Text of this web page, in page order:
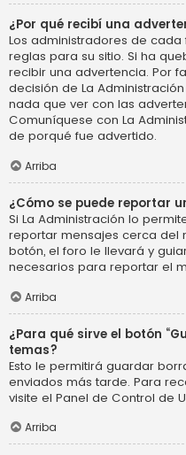
¿Por qué recibí una
Los administradores de
reglas para su sitio. Si ha
recibir una advertencia. Por
decisión de La
nada que ver con las
Comuníquese con La
de porqué fue advertido.
Arriba
¿Cómo se puede reportar
Si La Administración lo
reportar mensajes cerca del
botón, el foro le llevará y
necesarios para reportar el
Arriba
¿Para qué sirve el botón
temas?
Esto le permitirá guardar
enviados más tarde. Para
visite el Panel de Control de
Arriba